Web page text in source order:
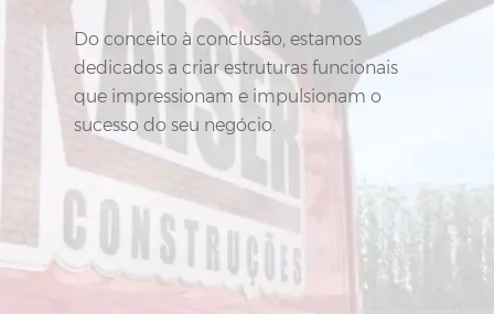
Do conceito à conclusão, estamos
dedicados a criar estruturas funcionais
que impressionam e impulsionam o
sucesso do seu negócio.
Do conceito à conclusão, estamos
dedicados a criar estruturas funcionais
que impressionam e impulsionam o
sucesso do seu negócio.